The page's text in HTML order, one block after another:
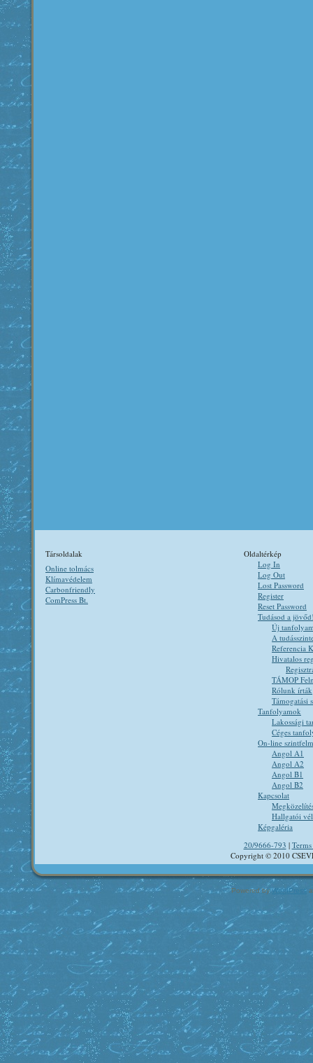
Társoldalak
Online tolmács
Klímavédelem
Carbonfriendly
ComPress Bt.
Oldaltérkép
Log In
Log Out
Lost Password
Register
Reset Password
Tudásod a
Új
A
Referencia
Hivatalos
TÁMOP
Rólunk írták
Támogatási
Tanfolyamok
Lakossági
Céges
On-line
Angol A1
Angol A2
Angol B1
Angol B2
Kapcsolat
Hallgatói
Képgaléria
20/9666-793 |
Copyright © 2010
Powered byWordPress